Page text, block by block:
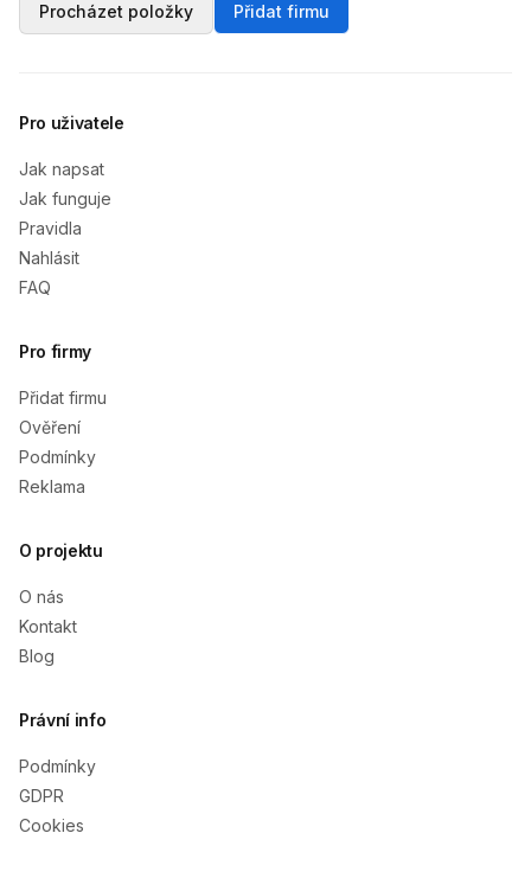
Procházet položky
Přidat firmu
Pro uživatele
Jak napsat
Jak funguje
Pravidla
Nahlásit
FAQ
Pro firmy
Přidat firmu
Ověření
Podmínky
Reklama
O projektu
O nás
Kontakt
Blog
Právní info
Podmínky
GDPR
Cookies